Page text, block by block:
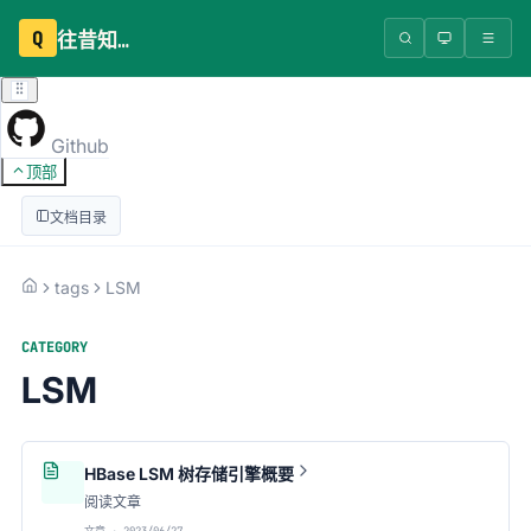
Q 往昔知识库
Github
顶部
文档目录
tags LSM
CATEGORY
LSM
HBase LSM 树存储引擎概要
阅读文章